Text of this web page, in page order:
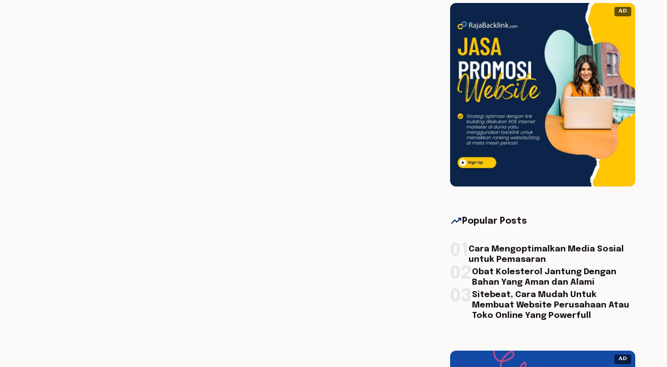
AD
trending_up Popular Posts
Cara Mengoptimalkan Media Sosial
untuk Pemasaran
Obat Kolesterol Jantung Dengan
Bahan Yang Aman dan Alami
Sitebeat, Cara Mudah Untuk
Membuat Website Perusahaan Atau
Toko Online Yang Powerfull
AD